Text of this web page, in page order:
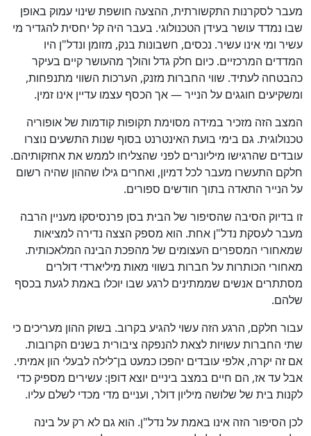
מעבר לסקרנות התקשורתית, ההצעה חושפת שינוי עמוק באופן
שבו נמדד עושר בעידן הטכנולוגי. בעבר היה קל יחסית להגדיר מי
עשיר ומי אינו עשיר. נכסים, חשבונות בנק, מזומן ונדל"ן היו
המדדים המרכזיים. כיום חלק גדל והולך מהעושר קיים בעיקר
כהבטחה לעתיד. שווי החברות מזנק, הערכות השווי מתנפחות,
ומשקיעים חוגגים על הנייר — אך הכסף עצמו עדיין אינו זמין.
המצב הזה מזכיר במידה מסוימת תקופות קודמות של אופוריה
טכנולוגית. גם בימי בועת האינטרנט בסוף שנות התשעים נוצרו
עובדים שהרגישו מיליונרים לפני שהצליחו לממש את אחזקותיהם.
חלקם התעשרו מעבר לכל דמיון, ואחרים גילו שההון שהיה רשום
על הנייר התאדה בתוך חודשים ספורים.
זו בדיוק הסיבה שהסיפור של הבית בסן פרנסיסקו מעניין הרבה
מעבר לעסקת נדל"ן אחת. הוא מספק הצצה נדירה למציאות
שמאחורי המספרים העצומים של מהפכת הבינה המלאכותית.
מאחורי הכותרות על חברות בשווי מאות מיליארדי דולרים
מסתתרים אנשים שממתינים לרגע שבו יוכלו באמת לגעת בכסף
שלהם.
עבור חלקם, הרגע הזה עשוי להגיע בקרוב. בשוק ההון מעריכים כי
שתי החברות עשויות לצאת להנפקה ציבורית בשנים הקרובות.
אם זה יקרה, אלפי עובדים יהפכו כמעט בן־לילה לבעלי הון אמיתי.
אבל עד אז, הם חיים במצב ביניים יוצא דופן: עשירים מספיק כדי
לקנות בית של שלושה מיליון דולר, ועניים מדי מכדי לשלם עליו.
לכן הסיפור הזה אינו באמת על נדל"ן. הוא גם לא רק על בינה
כן